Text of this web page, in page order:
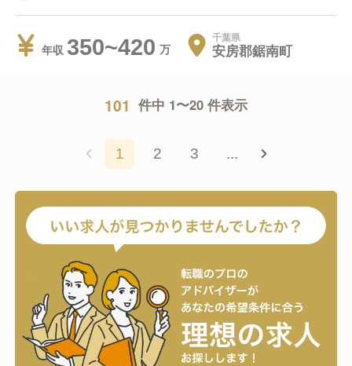
年収 350~420 千葉県
安房郡鋸南町
101 件中 1〜20 件表示
1 2 3 ...